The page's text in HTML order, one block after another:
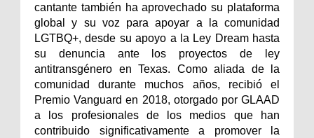
cantante también ha aprovechado su plataforma
global y su voz para apoyar a la comunidad
LGTBQ+, desde su apoyo a la Ley Dream hasta
su denuncia ante los proyectos de ley
antitransgénero en Texas. Como aliada de la
comunidad durante muchos años, recibió el
Premio Vanguard en 2018, otorgado por GLAAD
a los profesionales de los medios que han
contribuido significativamente a promover la